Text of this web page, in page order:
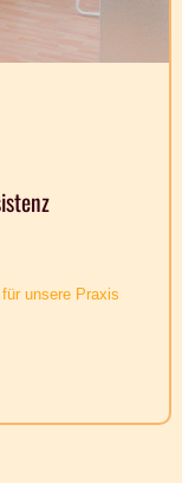
unsere Praxis